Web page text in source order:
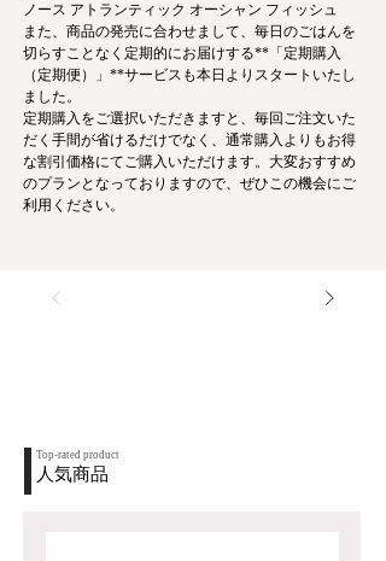
​ノース アトランティック オーシャン フィッシュ
​また、商品の発売に合わせまして、毎日のごはんを
切らすことなく定期的にお届けする**「定期購入
（定期便）」**サービスも本日よりスタートいたし
ました。
​定期購入をご選択いただきますと、毎回ご注文いた
だく手間が省けるだけでなく、通常購入よりもお得
な割引価格にてご購入いただけます。大変おすすめ
のプランとなっておりますので、ぜひこの機会にご
利用ください。
Top-rated product
人気商品